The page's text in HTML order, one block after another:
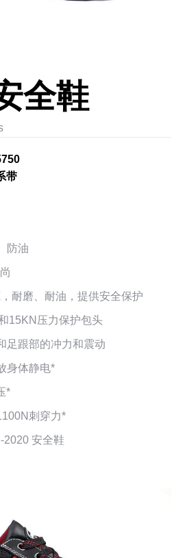
全鞋
带
防油
耐磨、耐油，提供安全保护
15KN压力保护包头
足跟部的冲力和震动
身体静电*
*
刺穿力*
2020 安全鞋